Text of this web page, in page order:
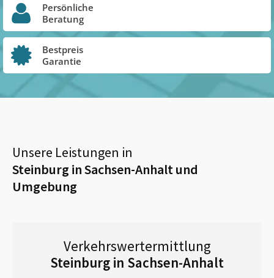
Persönliche
Beratung
Bestpreis
Garantie
Unsere Leistungen in
Steinburg in Sachsen-Anhaltund
Umgebung
Verkehrswertermittlung
Steinburg in Sachsen-Anhalt